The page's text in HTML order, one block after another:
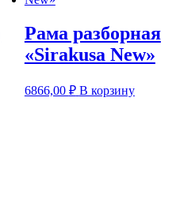
Рама разборная
«Sirakusa New»
6866,00 ₽ В корзину